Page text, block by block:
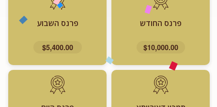
פרנס החודש
$10,000.00
פרנס השבוע
$5,400.00